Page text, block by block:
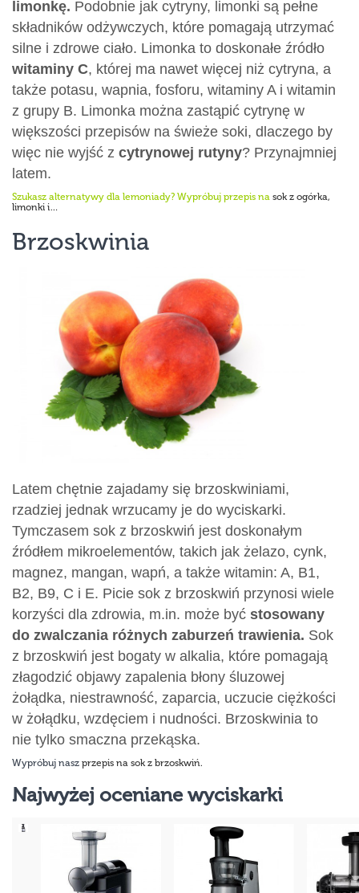
limonkę. Podobnie jak cytryny, limonki są pełne
składników odżywczych, które pomagają utrzymać
silne i zdrowe ciało. Limonka to doskonałe źródło
witaminy C, której ma nawet więcej niż cytryna, a
także potasu, wapnia, fosforu, witaminy A i witamin
z grupy B. Limonka można zastąpić cytrynę w
większości przepisów na świeże soki, dlaczego by
więc nie wyjść z cytrynowej rutyny? Przynajmniej
latem.
Szukasz alternatywy dla lemoniady? Wypróbuj przepis na sok z ogórka,
limonki i…
Brzoskwinia
Latem chętnie zajadamy się brzoskwiniami,
rzadziej jednak wrzucamy je do wyciskarki.
Tymczasem sok z brzoskwiń jest doskonałym
źródłem mikroelementów, takich jak żelazo, cynk,
magnez, mangan, wapń, a także witamin: A, B1,
B2, B9, C i E. Picie sok z brzoskwiń przynosi wiele
korzyści dla zdrowia, m.in. może być stosowany
do zwalczania różnych zaburzeń trawienia. Sok
z brzoskwiń jest bogaty w alkalia, które pomagają
złagodzić objawy zapalenia błony śluzowej
żołądka, niestrawność, zaparcia, uczucie ciężkości
w żołądku, wzdęciem i nudności. Brzoskwinia to
nie tylko smaczna przekąska.
Wypróbuj nasz przepis na sok z brzoskwiń.
Najwyżej oceniane wyciskarki